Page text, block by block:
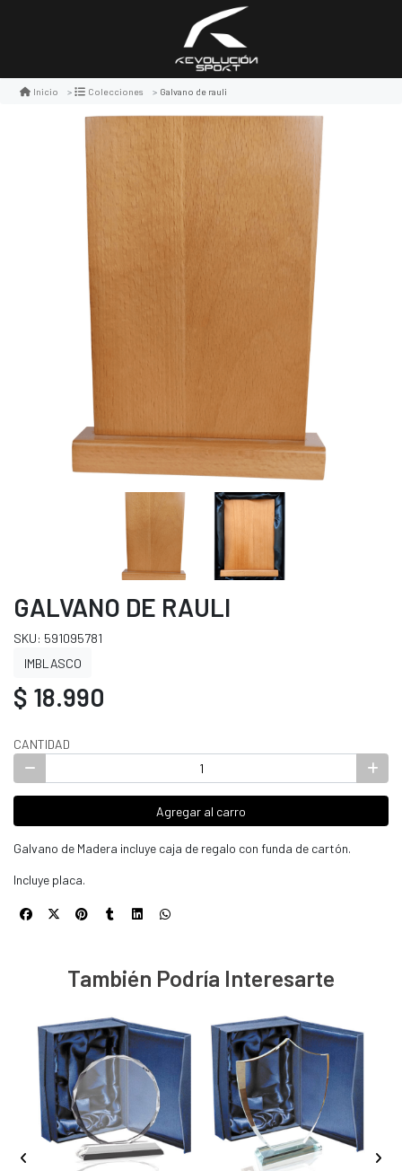
Inicio Colecciones Galvano de rauli
GALVANO DE RAULI
SKU: 591095781
IMBLASCO
$ 18.990
CANTIDAD
Agregar al carro
Galvano de Madera incluye caja de regalo con funda de cartón.
Incluye placa.
También Podría Interesarte